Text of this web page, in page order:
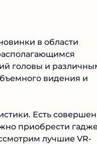
в области
головы и
видения и
Есть
приобрести
лучшие VR-